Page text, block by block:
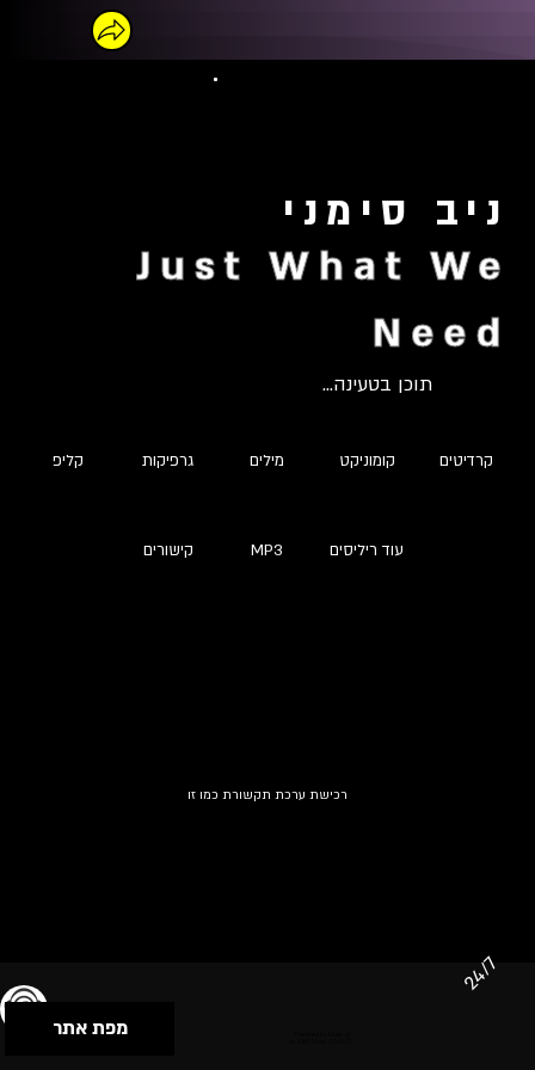
ניב סימני
Just What We
Need
תוכן בטעינה...
קליפ גרפיקות מילים קומוניקט קרדיטים
קישורים MP3 עוד ריליסים
רכישת ערכת תקשורת כמו זו
מפת אתר
24/7